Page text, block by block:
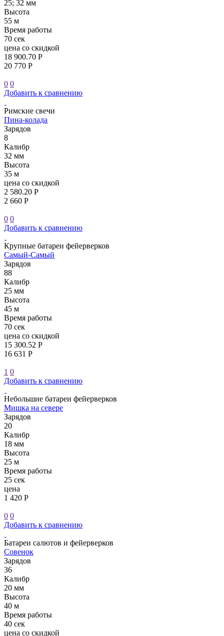
25; 32 мм
Высота
55 м
Время работы
70 сек
цена со скидкой
18 900.70 Р
20 770 Р
0 0
Добавить к сравнению
Римские свечи
Пина-колада
Зарядов
8
Калибр
32 мм
Высота
35 м
цена со скидкой
2 580.20 Р
2 660 Р
0 0
Добавить к сравнению
Крупные батареи фейерверков
Самый-Самый
Зарядов
88
Калибр
25 мм
Высота
45 м
Время работы
70 сек
цена со скидкой
15 300.52 Р
16 631 Р
1 0
Добавить к сравнению
Небольшие батареи фейерверков
Мишка на севере
Зарядов
20
Калибр
18 мм
Высота
25 м
Время работы
25 сек
цена
1 420 Р
0 0
Добавить к сравнению
Батареи салютов и фейерверков
Совенок
Зарядов
36
Калибр
20 мм
Высота
40 м
Время работы
40 сек
цена со скидкой